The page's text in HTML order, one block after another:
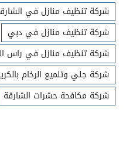
شركة تنظيف منازل في
شركة تنظيف منازل في دبي
شركة تنظيف منازل في راس
شركة جلي وتلميع الرخام
شركة مكافحة حشرات الشارقة